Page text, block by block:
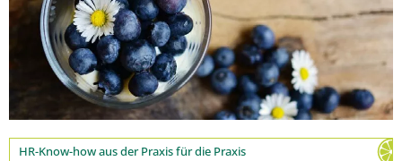
HR-Know-how aus der Praxis für die Praxis